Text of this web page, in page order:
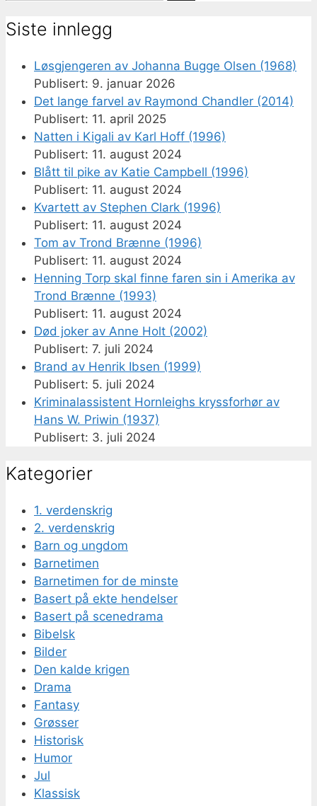
Siste innlegg
Løsgjengeren av Johanna Bugge Olsen (1968)
9. januar 2026
Det lange farvel av Raymond Chandler (2014)
11. april 2025
Natten i Kigali av Karl Hoff (1996)
11. august 2024
Blått til pike av Katie Campbell (1996)
11. august 2024
Kvartett av Stephen Clark (1996)
11. august 2024
Tom av Trond Brænne (1996)
11. august 2024
Henning Torp skal finne faren sin i Amerika av
Trond Brænne (1993)
11. august 2024
Død joker av Anne Holt (2002)
7. juli 2024
Brand av Henrik Ibsen (1999)
5. juli 2024
Kriminalassistent Hornleighs kryssforhør av
Hans W. Priwin (1937)
3. juli 2024
Kategorier
1. verdenskrig
2. verdenskrig
Barn og ungdom
Barnetimen
Barnetimen for de minste
Basert på ekte hendelser
Basert på scenedrama
Bibelsk
Bilder
Den kalde krigen
Drama
Fantasy
Grøsser
Historisk
Humor
Jul
Klassisk